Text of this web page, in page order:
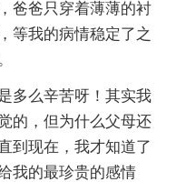
爸爸只穿着薄薄的衬
等我的病情稳定了之
多么辛苦呀！其实我
的，但为什么父母还
到现在，我才知道了
我的最珍贵的感情